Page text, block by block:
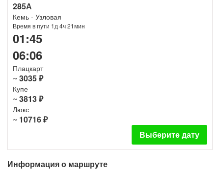
285А
Кемь - Узловая
Время в пути 1д 4ч 21мин
01:45
06:06
Плацкарт
~ 3035 ₽
Купе
~ 3813 ₽
Люкс
~ 10716 ₽
Выберите дату
Информация о маршруте